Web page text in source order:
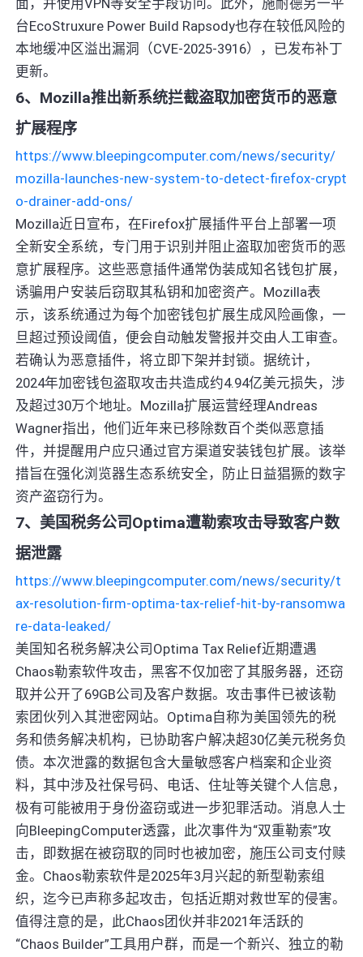
台EcoStruxure Power Build Rapsody也存在较低风险的
本地缓冲区溢出漏洞（CVE-2025-3916），已发布补丁
更新。
6、Mozilla推出新系统拦截盗取加密货币的恶意
扩展程序
https://www.bleepingcomputer.com/news/security/
mozilla-launches-new-system-to-detect-firefox-crypt
o-drainer-add-ons/
Mozilla近日宣布，在Firefox扩展插件平台上部署一项
全新安全系统，专门用于识别并阻止盗取加密货币的恶
意扩展程序。这些恶意插件通常伪装成知名钱包扩展，
诱骗用户安装后窃取其私钥和加密资产。Mozilla表
示，该系统通过为每个加密钱包扩展生成风险画像，一
旦超过预设阈值，便会自动触发警报并交由人工审查。
若确认为恶意插件，将立即下架并封锁。据统计，
2024年加密钱包盗取攻击共造成约4.94亿美元损失，涉
及超过30万个地址。Mozilla扩展运营经理Andreas
Wagner指出，他们近年来已移除数百个类似恶意插
件，并提醒用户应只通过官方渠道安装钱包扩展。该举
措旨在强化浏览器生态系统安全，防止日益猖獗的数字
资产盗窃行为。
7、美国税务公司Optima遭勒索攻击导致客户数
据泄露
https://www.bleepingcomputer.com/news/security/t
ax-resolution-firm-optima-tax-relief-hit-by-ransomwa
re-data-leaked/
美国知名税务解决公司Optima Tax Relief近期遭遇
Chaos勒索软件攻击，黑客不仅加密了其服务器，还窃
取并公开了69GB公司及客户数据。攻击事件已被该勒
索团伙列入其泄密网站。Optima自称为美国领先的税
务和债务解决机构，已协助客户解决超30亿美元税务负
债。本次泄露的数据包含大量敏感客户档案和企业资
料，其中涉及社保号码、电话、住址等关键个人信息，
极有可能被用于身份盗窃或进一步犯罪活动。消息人士
向BleepingComputer透露，此次事件为“双重勒索”攻
击，即数据在被窃取的同时也被加密，施压公司支付赎
金。Chaos勒索软件是2025年3月兴起的新型勒索组
织，迄今已声称多起攻击，包括近期对救世军的侵害。
值得注意的是，此Chaos团伙并非2021年活跃的
“Chaos Builder”工具用户群，而是一个新兴、独立的勒